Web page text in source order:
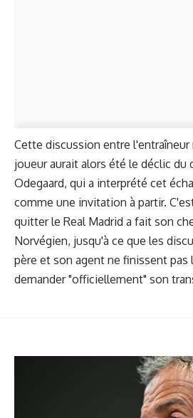
Cette discussion entre
joueur aurait alors été le déclic du
Odegaard, qui a interprété cet
comme une invitation à partir.
quitter le Real Madrid a fait son
Norvégien, jusqu'à ce que les
père et son agent ne finissent pas
demander "officiellement" son